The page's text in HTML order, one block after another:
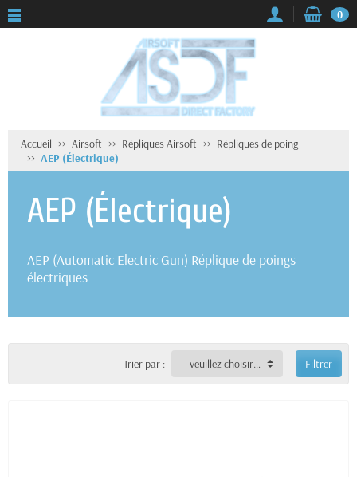
0
Accueil Airsoft Répliques Airsoft
Répliques de poing
AEP (Électrique)
AEP (Électrique)
AEP (Automatic Electric Gun) Réplique de poings
électriques
Trier par : -- veuillez choisir -- Filtrer